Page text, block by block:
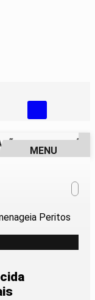
PARA INVASÕES
MENU